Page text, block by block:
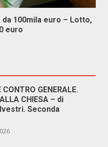
100mila euro – Lotto,
euro
CONTRO GENERALE.
CHIESA – di
Seconda